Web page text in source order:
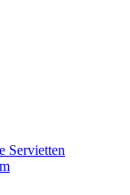
Servietten